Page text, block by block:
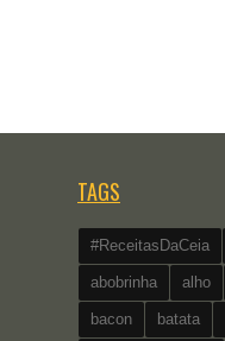
TAGS
#ReceitasDaCeia
abobrinha alho
bacon batata